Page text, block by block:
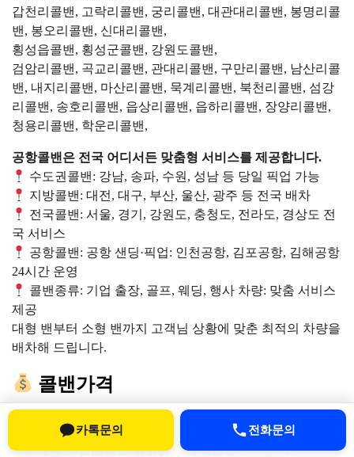
갑천리콜밴, 고락리콜밴, 궁리콜밴, 대관대리콜밴, 봉명리콜
밴, 봉오리콜밴, 신대리콜밴,
횡성읍콜밴, 횡성군콜밴, 강원도콜밴,
검암리콜밴, 곡교리콜밴, 관대리콜밴, 구만리콜밴, 남산리콜
밴, 내지리콜밴, 마산리콜밴, 묵계리콜밴, 북천리콜밴, 섬강
리콜밴, 송호리콜밴, 읍상리콜밴, 읍하리콜밴, 장양리콜밴,
청용리콜밴, 학운리콜밴,
공항콜밴은 전국 어디서든 맞춤형 서비스를 제공합니다.
수도권콜밴: 강남, 송파, 수원, 성남 등 당일 픽업 가능
지방콜밴: 대전, 대구, 부산, 울산, 광주 등 전국 배차
전국콜밴: 서울, 경기, 강원도, 충청도, 전라도, 경상도 전
국 서비스
공항콜밴: 공항 샌딩·픽업: 인천공항, 김포공항, 김해공항
24시간 운영
콜밴종류: 기업 출장, 골프, 웨딩, 행사 차량: 맞춤 서비스
제공
대형 밴부터 소형 밴까지 고객님 상황에 맞춘 최적의 차량을
배차해 드립니다.
콜밴가격
콜밴 요금은 출발지, 도착지, 차량 크기, 시간대에 따라 달라
카톡문의 전화문의